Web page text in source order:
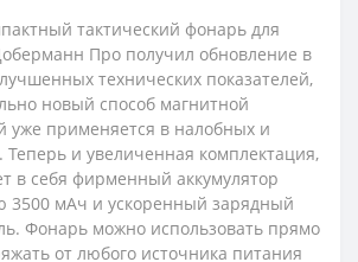
тактический фонарь для
Про получил обновление в
технических показателей,
новый способ магнитной
уже применяется в налобных и
и увеличенная комплектация,
в себя фирменный аккумулятор
3500 мАч и ускоренный зарядный
Фонарь можно использовать прямо
от любого источника питания